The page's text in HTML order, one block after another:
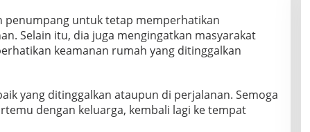
penumpang untuk tetap memperhatikan
Selain itu, dia juga mengingatkan masyarakat
keamanan rumah yang ditinggalkan
yang ditinggalkan ataupun di perjalanan. Semoga
dengan keluarga, kembali lagi ke tempat